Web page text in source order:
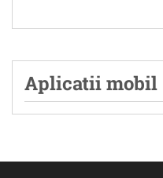
Aplicatii mobil